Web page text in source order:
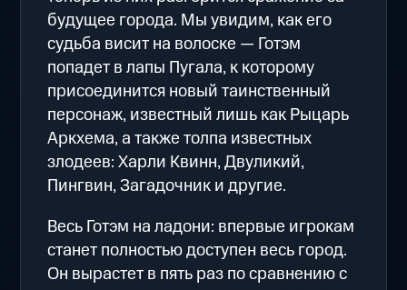
будущее города. Мы увидим, как его
судьба висит на волоске — Готэм
попадет в лапы Пугала, к которому
присоединится новый таинственный
персонаж, известный лишь как Рыцарь
Аркхема, а также толпа известных
злодеев: Харли Квинн, Двуликий,
Пингвин, Загадочник и другие.
Весь Готэм на ладони: впервые игрокам
станет полностью доступен весь город.
Он вырастет в пять раз по сравнению с